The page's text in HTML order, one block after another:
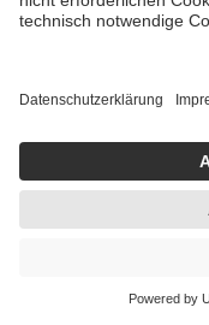
des
durchführen, um ihre
Blase und den
kann dazu beitragen,
und unfreiwilligen
In schwereren Fällen
einige Beispiele für